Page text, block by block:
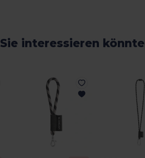
interessieren